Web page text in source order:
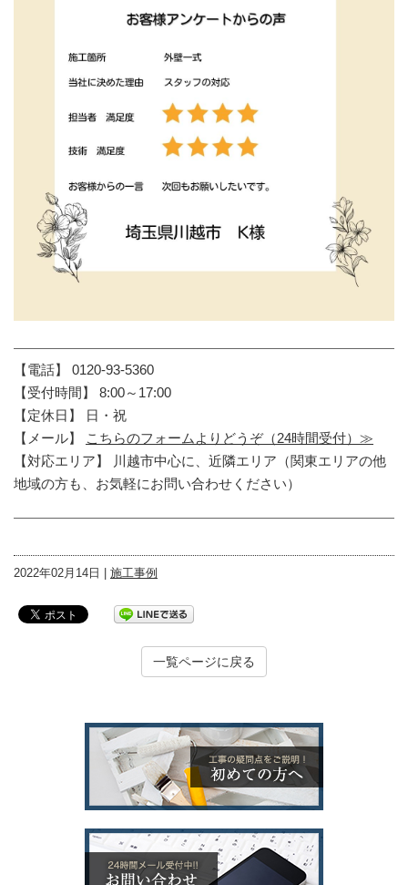
【電話】 0120-93-5360
【受付時間】 8:00～17:00
【定休日】 日・祝
【メール】
こちらのフォームよりどうぞ（24時間受付）≫
【対応エリア】 川越市中心に、近隣エリア（関東エリアの他
地域の方も、お気軽にお問い合わせください）
2022年02月14日 | 施工事例
一覧ページに戻る